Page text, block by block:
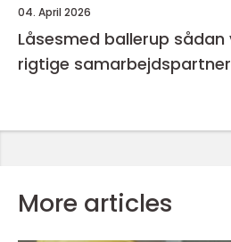
04. April 2026
Låsesmed ballerup sådan vælger du den
rigtige samarbejdspartner
More articles